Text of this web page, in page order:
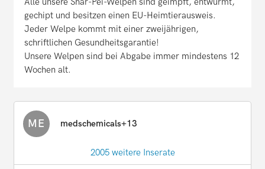
gechipt und besitzen einen EU-Heimtierausweis.
Jeder Welpe kommt mit einer zweijährigen,
schriftlichen Gesundheitsgarantie!
Unsere Welpen sind bei Abgabe immer mindestens 12
Wochen alt.
ME medschemicals+13
2005 weitere Inserate